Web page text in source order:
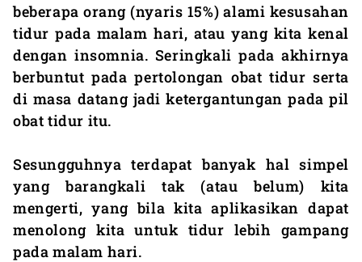
beberapa orang (nyaris 15%) alami kesusahan
tidur pada malam hari, atau yang kita kenal
dengan insomnia. Seringkali pada akhirnya
berbuntut pada pertolongan obat tidur serta
di masa datang jadi ketergantungan pada pil
obat tidur itu.
Sesungguhnya terdapat banyak hal simpel
yang barangkali tak (atau belum) kita
mengerti, yang bila kita aplikasikan dapat
menolong kita untuk tidur lebih gampang
pada malam hari.